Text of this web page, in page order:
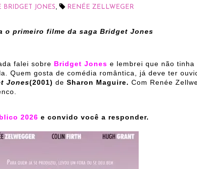
BRIDGET JONES
RENÉE ZELLWEGER
o primeiro filme da saga Bridget Jones
falei sobre Bridget Jones e lembrei que não tinha
Quem gosta de comédia romântica, já deve ter
Jones(2001) de Sharon Maguire. Com Renée
2026 e convido você a responder.